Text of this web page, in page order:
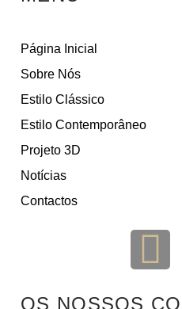
Página Inicial
Sobre Nós
Estilo Clássico
Estilo Contemporâneo
Projeto 3D
Notícias
Contactos
OS NOSSOS